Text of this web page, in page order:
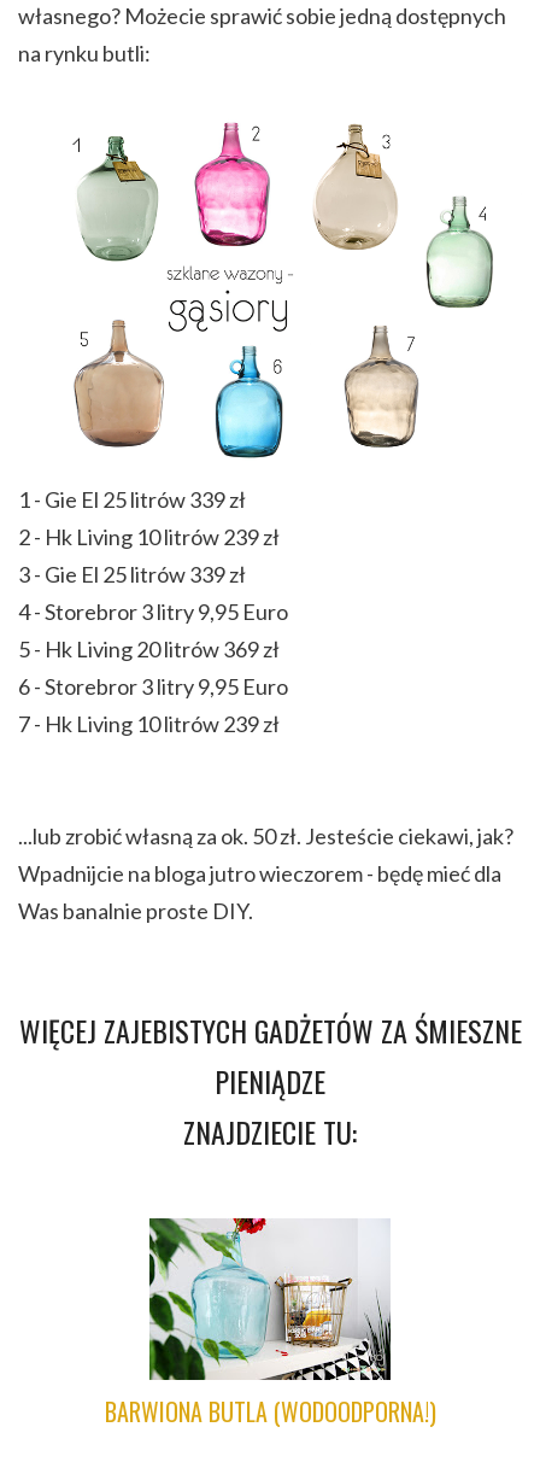
własnego? Możecie sprawić sobie jedną dostępnych
na rynku butli:
1 - Gie El 25 litrów 339 zł
2 - Hk Living 10 litrów 239 zł
3 - Gie El 25 litrów 339 zł
4 - Storebror 3 litry 9,95 Euro
5 - Hk Living 20 litrów 369 zł
6 - Storebror 3 litry 9,95 Euro
7 - Hk Living 10 litrów 239 zł
...lub zrobić własną za ok. 50 zł. Jesteście ciekawi, jak?
Wpadnijcie na bloga jutro wieczorem - będę mieć dla
Was banalnie proste DIY.
WIĘCEJ ZAJEBISTYCH GADŻETÓW ZA ŚMIESZNE
PIENIĄDZE
ZNAJDZIECIE TU:
BARWIONA BUTLA (WODOODPORNA!)